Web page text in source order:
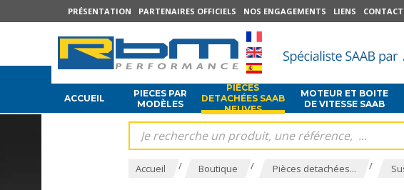
PRÉSENTATION PARTENAIRES OFFICIELS NOS ENGAGEMENTS LIENS
ACCUEIL
PIECES PAR
MODÈLES
PIÈCES
DETACHÉES SAAB
NEUVES
MOTEUR ET BOITE
DE VITESSE SAAB
Accueil / Boutique / Pièces detachées... /